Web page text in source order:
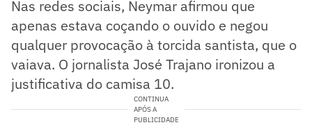
Nas redes sociais, Neymar afirmou que
apenas estava coçando o ouvido e negou
qualquer provocação à torcida santista, que o
vaiava. O jornalista José Trajano ironizou a
justificativa do camisa 10.
CONTINUA
APÓS A
PUBLICIDADE